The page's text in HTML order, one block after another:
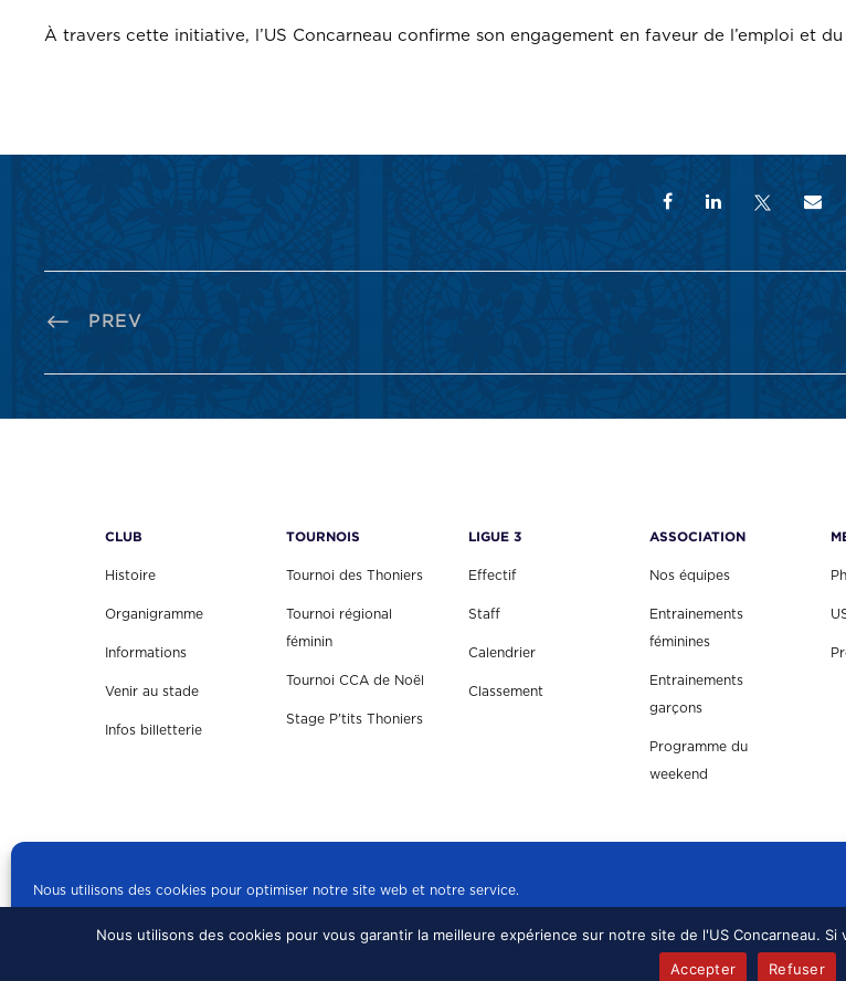
Nous utilisons des cookies pour optimiser notre site web et notre service.
À travers cette initiative, l’US Concarneau confirme son engagement en faveur de l’emploi et
PREV
CLUB
Histoire
Organigramme
Informations
Venir au stade
Infos billetterie
TOURNOIS
Tournoi des Thoniers
Tournoi régional
féminin
Tournoi CCA de Noël
Stage P'tits Thoniers
LIGUE 3
Effectif
Staff
Calendrier
Classement
ASSOCIATION
Nos équipes
Entrainements
féminines
Entrainements
garçons
Programme du
weekend
© 2024 US CONCARNEAU, TOUS DROITS RÉSERVÉS.
Nous utilisons des cookies pour vous garantir la meilleure expérience sur notre site de l'US Concarneau.
Accepter
Refuser